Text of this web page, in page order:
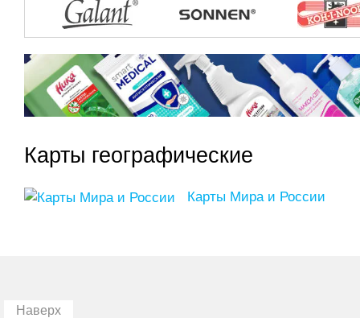
Карты географические
Карты Мира и России
Наверх